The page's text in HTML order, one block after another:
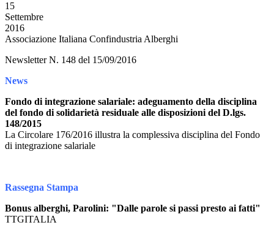
15
Settembre
2016
Associazione Italiana Confindustria Alberghi
Newsletter N. 148 del 15/09/2016
News
Fondo di integrazione salariale: adeguamento della disciplina
del fondo di solidarietà residuale alle disposizioni del D.lgs.
148/2015
La Circolare 176/2016 illustra la complessiva disciplina del Fondo
di integrazione salariale
Rassegna Stampa
Bonus alberghi, Parolini: "Dalle parole si passi presto ai fatti"
TTGITALIA